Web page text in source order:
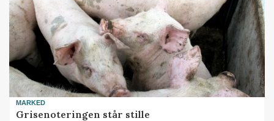
MARKED
Grisenoteringen står stille